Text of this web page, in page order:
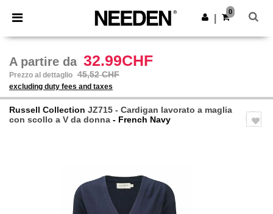
× App Needen
Prezzi migliori sull'app!
Scarica app
0
A partire da 32.99CHF
Prezzo al dettaglio 45,52 CHF
excluding duty fees and taxes
Russell Collection JZ715 - Cardigan lavorato a maglia
con scollo a V da donna - French Navy